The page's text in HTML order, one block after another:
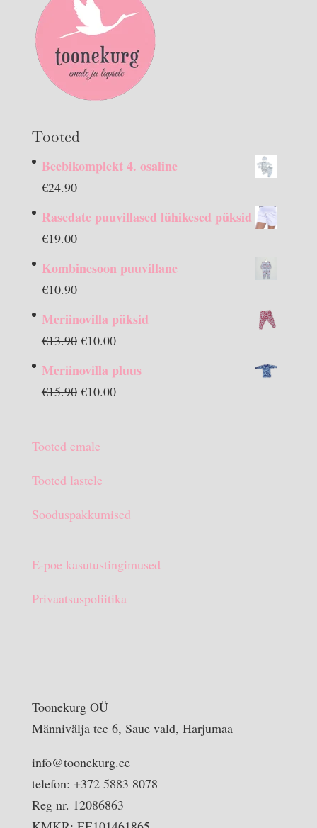
Tooted
Beebikomplekt 4. osaline
€24.90
Rasedate puuvillased lühikesed püksid
€19.00
Kombinesoon puuvillane
€10.90
Meriinovilla püksid
€13.90 Algne
€10.00Praegune
on:
Meriinovilla pluus
€15.90 Algne
€15.90.
€10.00Praegune
Tooted emale
Tooted lastele
Sooduspakkumised
E-poe kasutustingimused
Privaatsuspoliitika
Toonekurg OÜ
Männivälja tee 6, Saue vald, Harjumaa
info@toonekurg.ee
telefon: +372 5883 8078
Reg nr. 12086863